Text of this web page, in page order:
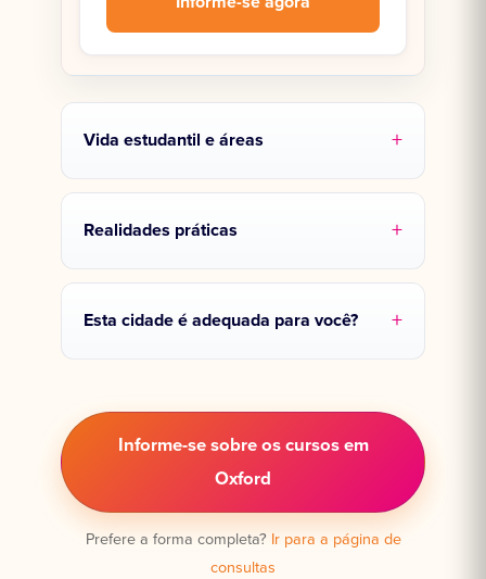
Vida estudantil e áreas
Realidades práticas
Esta cidade é adequada para você?
Informe-se sobre os cursos em
Oxford
Prefere a forma completa? Ir para a página de
consultas